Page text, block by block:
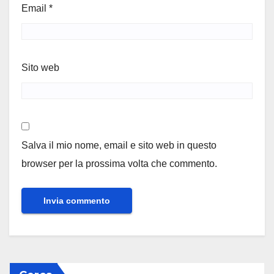
Email *
Sito web
Salva il mio nome, email e sito web in questo
browser per la prossima volta che commento.